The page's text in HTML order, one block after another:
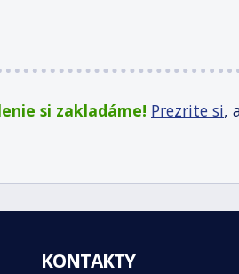
si zakladáme! Prezrite si,
KONTAKTY